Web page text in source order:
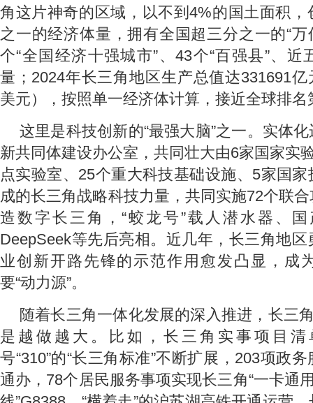
角这片神奇的区域，以不到4%的国土面积，
之一的经济体量，拥有全国超三分之一的“万
个“全国经济十强城市”、43个“百强县”、近
量；2024年长三角地区生产总值达331691
美元），按照单一经济体计算，接近全球排名
这里是科技创新的“最强大脑”之一。实体
新共同体建设办公室，共同壮大由6家国家实
点实验室、25个重大科技基础设施、5家国
成的长三角战略科技力量，共同实施72个联
造数字长三角，“蛟龙号”载人潜水器、
DeepSeek等先后亮相。近几年，长三角地
业创新开路先锋的示范作用愈发凸显，成
要“动力源”。
随着长三角一体化发展的深入推进，长三
是越做越大。比如，长三角实事项目清
号“310”的“长三角标准”不断扩展，203项政
通办，78个居民服务事项实现长三角“一卡通